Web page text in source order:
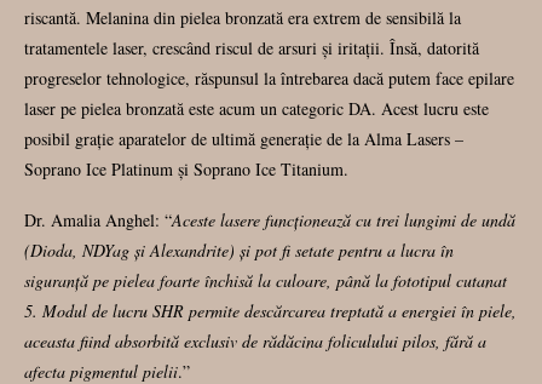
riscantă. Melanina din pielea bronzată era extrem de sensibilă la
tratamentele laser, crescând riscul de arsuri și iritații. Însă, datorită
progreselor tehnologice, răspunsul la întrebarea dacă putem face epilare
laser pe pielea bronzată este acum un categoric DA. Acest lucru este
posibil grație aparatelor de ultimă generație de la Alma Lasers –
Soprano Ice Platinum și Soprano Ice Titanium.
Dr. Amalia Anghel: “Aceste lasere funcționează cu trei lungimi de undă
(Dioda, NDYag și Alexandrite) și pot fi setate pentru a lucra în
siguranță pe pielea foarte închisă la culoare, până la fototipul cutanat
5. Modul de lucru SHR permite descărcarea treptată a energiei în piele,
aceasta fiind absorbită exclusiv de rădăcina foliculului pilos, fără a
afecta pigmentul pielii.”